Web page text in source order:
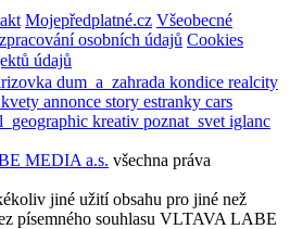
Mojepředplatné.cz Všeobecné
osobních údajů Cookies
údajů
dum_a_zahrada kondice realcity
kvety annonce story estranky cars
kreativ poznat_svet iglanc
MEDIA a.s. všechna práva
jiné užití obsahu pro jiné než
písemného souhlasu VLTAVA LABE